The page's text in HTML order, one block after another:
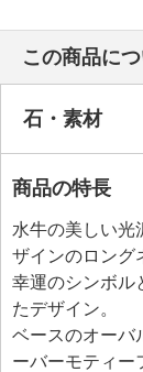
この商品に
石・素材
商品の特長
水牛の美しい光
ザインのロング
幸運のシンボル
たデザイン。
ベースのオーバ
ーバーモティー